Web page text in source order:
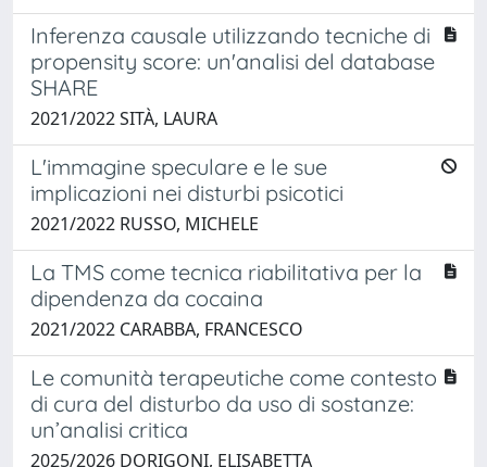
Inferenza causale utilizzando tecniche di
propensity score: un'analisi del database
SHARE
2021/2022 SITÀ, LAURA
L'immagine speculare e le sue
implicazioni nei disturbi psicotici
2021/2022 RUSSO, MICHELE
La TMS come tecnica riabilitativa per la
dipendenza da cocaina
2021/2022 CARABBA, FRANCESCO
Le comunità terapeutiche come contesto
di cura del disturbo da uso di sostanze:
un’analisi critica
2025/2026 DORIGONI, ELISABETTA